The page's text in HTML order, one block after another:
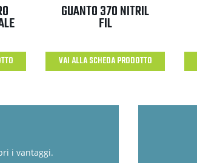
GUANTO 370 NITRIL
FIL
VAI ALLA SCHEDA PRODOTTO
i vantaggi.